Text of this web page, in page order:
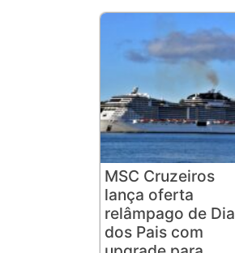
MSC Cruzeiros
lança oferta
relâmpago de Dia
dos Pais com